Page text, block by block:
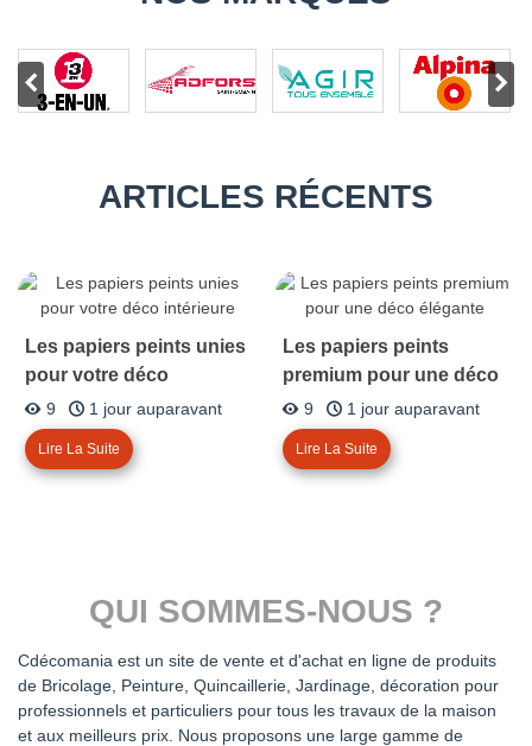
ARTICLES RÉCENTS
Les papiers peints unies
pour votre déco
intérieure
9 1 jour auparavant
Lire La Suite
Les papiers peints
premium pour une déco
élégante
9 1 jour auparavant
Lire La Suite
QUI SOMMES-NOUS ?
Cdécomania est un site de vente et d'achat en ligne de produits
de Bricolage, Peinture, Quincaillerie, Jardinage, décoration pour
professionnels et particuliers pour tous les travaux de la maison
et aux meilleurs prix. Nous proposons une large gamme de